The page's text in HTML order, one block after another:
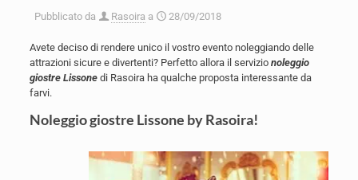
Pubblicato da Rasoira a 28/09/2018
Avete deciso di rendere unico il vostro evento noleggiando delle
attrazioni sicure e divertenti? Perfetto allora il servizio noleggio
giostre Lissonedi Rasoira ha qualche proposta interessante da
farvi.
Noleggio giostre Lissone by Rasoira!